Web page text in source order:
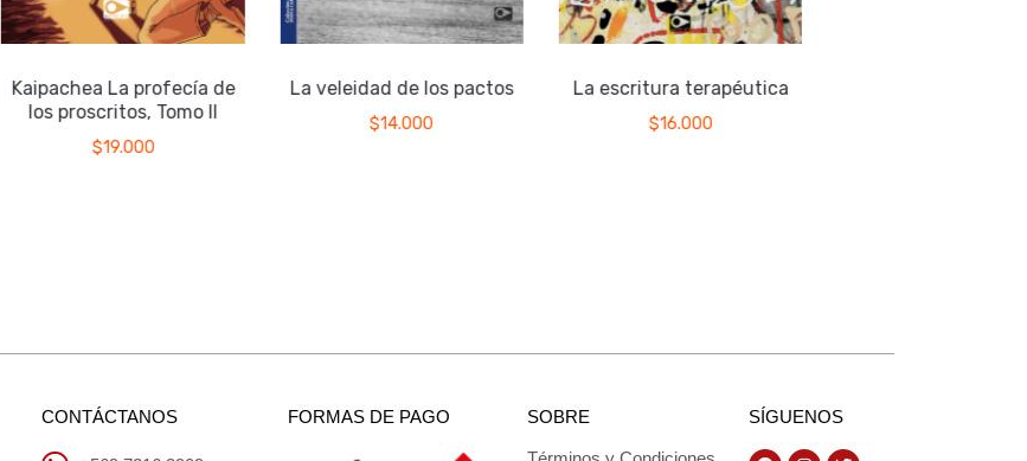
Kaipachea La profecía de
los proscritos, Tomo II
$19.000
La veleidad de los pactos
$14.000
La escritura terapéutica
$16.000
CONTÁCTANOS FORMAS DE PAGO SOBRE SÍGUENOS